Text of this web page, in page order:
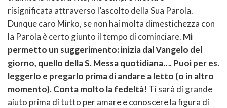
risignificata attraverso l’ascolto della Sua Parola.
Dunque caro Mirko, se non hai molta dimestichezza con
la Parola è certo giunto il tempo di cominciare. Mi
permetto un suggerimento: inizia dal Vangelo del
giorno, quello della S. Messa quotidiana…. Puoi per es.
leggerlo e pregarlo prima di andare a letto (o in altro
momento). Conta molto la fedeltà! Ti sarà di grande
aiuto prima di tutto per amare e conoscere la figura di